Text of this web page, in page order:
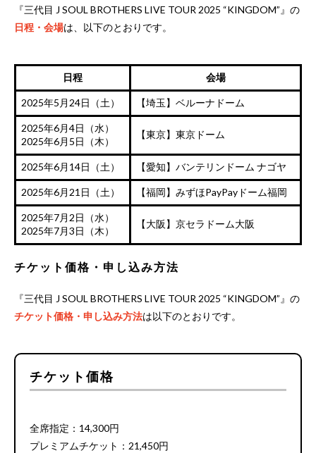
『三代目 J SOUL BROTHERS LIVE TOUR 2025 “KINGDOM”』の
日程・会場は、以下のとおりです。
日程 会場
2025年5月24日（土） 【埼玉】ベルーナドーム
2025年6月4日（水）
2025年6月5日（木）
【東京】東京ドーム
2025年6月14日（土） 【愛知】バンテリンドーム ナゴヤ
2025年6月21日（土） 【福岡】みずほPayPayドーム福岡
2025年7月2日（水）
2025年7月3日（木）
【大阪】京セラドーム大阪
チケット価格・申し込み方法
『三代目 J SOUL BROTHERS LIVE TOUR 2025 “KINGDOM”』の
チケット価格・申し込み方法は以下のとおりです。
チケット価格
全席指定：14,300円
プレミアムチケット：21,450円